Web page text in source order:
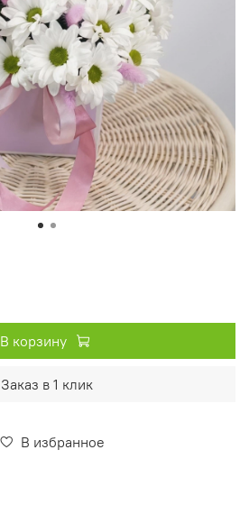
В избранное
В корзину
Заказ в 1 клик